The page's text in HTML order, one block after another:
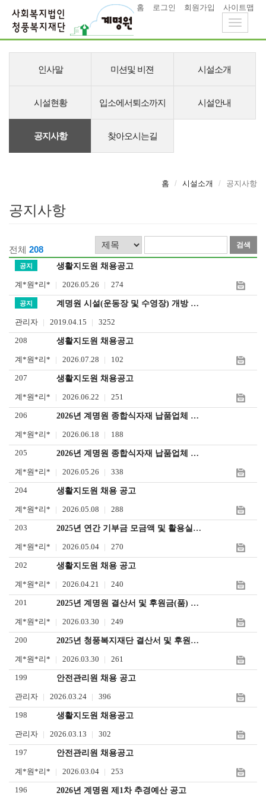
홈 로그인 회원가입
사이트맵
Toggle
메
인사말 미션및 비젼 시설소개
시설현황 입소에서퇴소까지 시설안내
공지사항 찾아오시는길
홈 시설소개 공지사항
공지사항
전체 208
검
색
하
기
색
입
력
공지 생활지도원 채용공고
계*원*리* 2026.05.26 274
공지 계명원 시설(운동장 및 수영장) 개방 안내
관리자 2019.04.15 3252
208 생활지도원 채용공고
계*원*리* 2026.07.28 102
207 생활지도원 채용공고
계*원*리* 2026.06.22 251
206 2026년 계명원 종합식자재 납품업체 선정 결과 공고
계*원*리* 2026.06.18 188
205 2026년 계명원 종합식자재 납품업체 선정 입찰 공고
계*원*리* 2026.05.26 338
204 생활지도원 채용 공고
계*원*리* 2026.05.08 288
203 2025년 연간 기부금 모금액 및 활용실적 명세서 공지
계*원*리* 2026.05.04 270
202 생활지도원 채용 공고
계*원*리* 2026.04.21 240
201 2025년 계명원 결산서 및 후원금(품) 수입사용 보고서
계*원*리* 2026.03.30 249
200 2025년 청풍복지재단 결산서 및 후원금 수입사용 보고서
계*원*리* 2026.03.30 261
199 안전관리원 채용 공고
관리자 2026.03.24 396
198 생활지도원 채용공고
관리자 2026.03.13 302
197 안전관리원 채용공고
계*원*리* 2026.03.04 253
196 2026년 계명원 제1차 추경예산 공고